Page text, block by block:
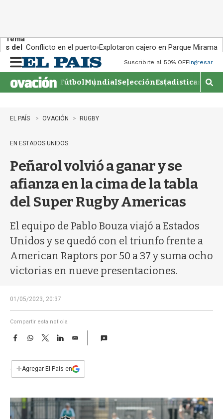
Tema
s del
día:
Conflicto en el puerto Explotaron cajero en Parque Miramar
n
u
Suscribite al 50% OFFIngresar
FútbolMundialSelecciónEstadisticas
M
o
EL PAÍS OVACIÓN RUGBY
EN ESTADOS UNIDOS
Peñarol volvió a ganar y se
afianza en la cima de la tabla
del Super Rugby Americas
El equipo de Pablo Bouza viajó a Estados
Unidos y se quedó con el triunfo frente a
American Raptors por 50 a 37 y suma ocho
victorias en nueve presentaciones.
01/05/2023, 20:37
Compartir esta noticia
F
e
b
k
W
s
p
T
w
t
L
n
E
i
l
+Agregar El País en